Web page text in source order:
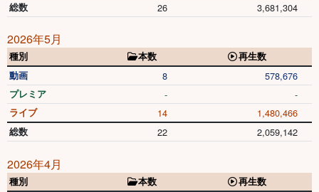
総数 26 3,681,304
2026年5月
種別 本数
再生数
動画
8 578,676
プレミア - -
ライブ 14 1,480,466
総数 22 2,059,142
2026年4月
種別 本数
再生数